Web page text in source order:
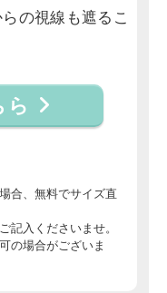
の視線も遮るこ
ら
合、無料でサイズ直
記入くださいませ。
の場合がございま